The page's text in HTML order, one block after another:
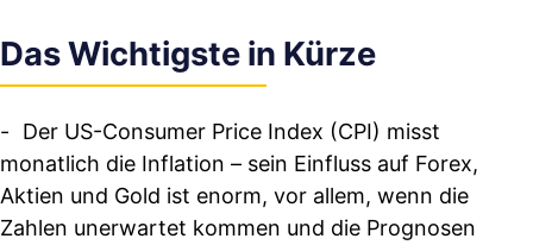
Das Wichtigste in Kürze
- Der US-Consumer Price Index (CPI) misst
monatlich die Inflation – sein Einfluss auf Forex,
Aktien und Gold ist enorm, vor allem, wenn die
Zahlen unerwartet kommen und die Prognosen